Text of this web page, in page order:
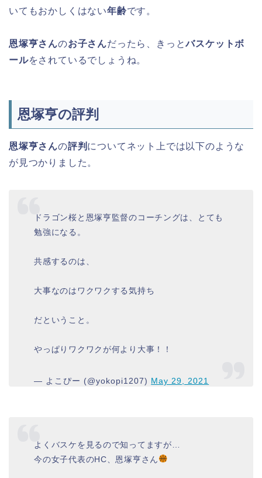
いてもおかしくはない年齢です。
恩塚亨さんのお子さんだったら、きっとバスケットボ
ールをされているでしょうね。
恩塚亨の評判
恩塚亨さんの評判 について ネット上では以下のような
が見つかりました。
ドラゴン桜と恩塚亨監督のコーチングは、とても
勉強になる。
共感するのは、
大事なのはワクワクする気持ち
だということ。
やっぱりワクワクが何より大事！！
— よこぴー (@yokopi1207) May 29, 2021
よくバスケを見るので知ってますが…
今の女子代表のHC、恩塚亨さん